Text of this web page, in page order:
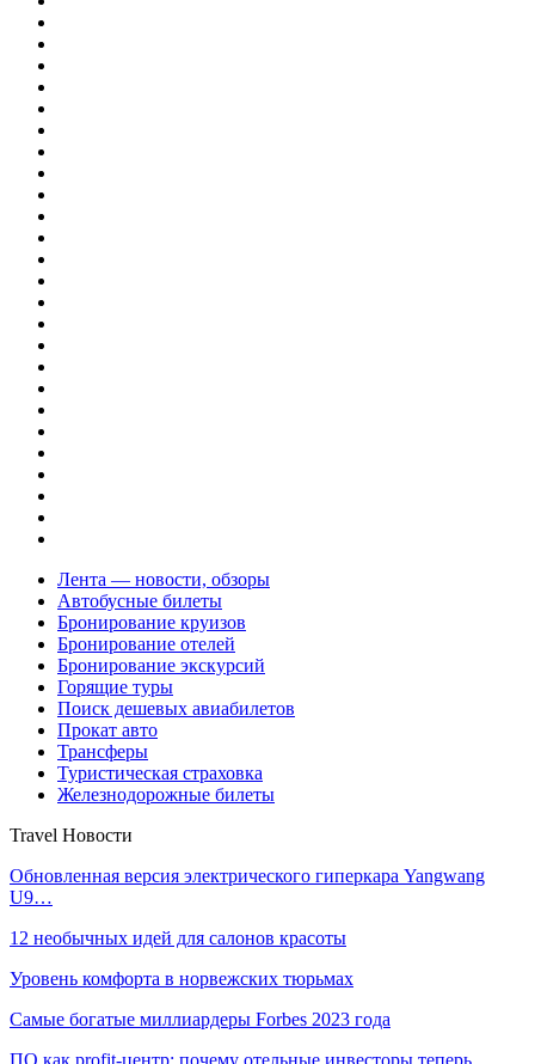
Лента — новости, обзоры
Автобусные билеты
Бронирование круизов
Бронирование отелей
Бронирование экскурсий
Горящие туры
Поиск дешевых авиабилетов
Прокат авто
Трансферы
Туристическая страховка
Железнодорожные билеты
Travel Новости
Обновленная версия электрического гиперкара Yangwang
U9…
12 необычных идей для салонов красоты
Уровень комфорта в норвежских тюрьмах
Самые богатые миллиардеры Forbes 2023 года
ПО как profit-центр: почему отельные инвесторы теперь…